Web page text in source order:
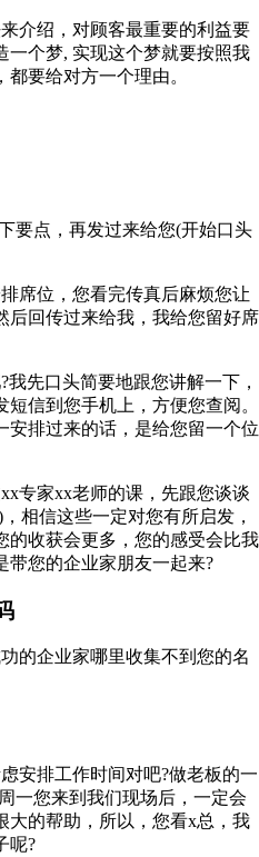
绍，对顾客最重要的利益要
一个梦, 实现这个梦就要按照我
要给对方一个理由。
点，再发过来给您(开始口头
位，您看完传真后麻烦您让
后回传过来给我，我给您留好席
口头简要地跟您讲解一下，
信到您手机上，方便您查阅。
安排过来的话，是给您留一个位
家xx老师的课，先跟您谈谈
相信这些一定对您有所启发，
的收获会更多，您的感受会比我
带您的企业家朋友一起来?
企业家哪里收集不到您的名
排工作时间对吧?做老板的一
一您来到我们现场后，一定会
大的帮助，所以，您看x总，我
呢?